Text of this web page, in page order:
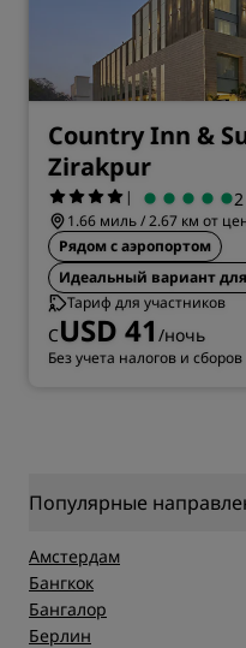
Country Inn &
Zirakpur
|
1.66 миль / 2.67 км от
Рядом с аэропортом
Идеальный вариант
Тариф для участников
СUSD 41 /ночь
Без учета налогов и сборов
Популярные
Амстердам
Бангкок
Бангалор
Берлин